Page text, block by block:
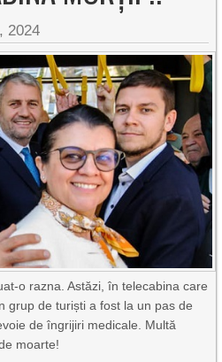
2024
o razna. Astăzi, în telecabina care
grup de turiști a fost la un pas de
de îngrijiri medicale. Multă
moarte!